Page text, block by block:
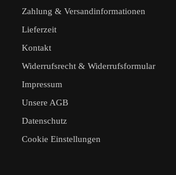
Zahlung & Versandinformationen
Lieferzeit
Kontakt
Widerrufsrecht & Widerrufsformular
Impressum
Unsere AGB
Datenschutz
Cookie Einstellungen